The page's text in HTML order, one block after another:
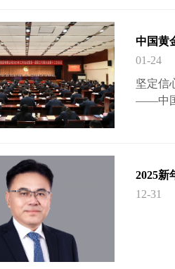
中指
度，
中国黄
01-24
坚定信
——中国
存在
着力
2025新
12-31